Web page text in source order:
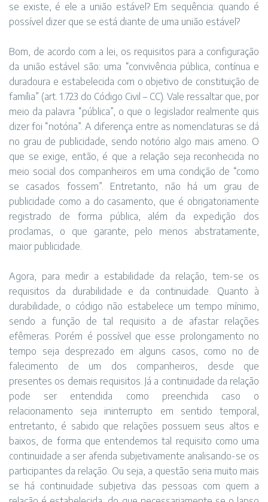
se existe, é ele a união estável? Em sequência: quando é
possível dizer que se está diante de uma união estável?
Bom, de acordo com a lei, os requisitos para a configuração
da união estável são: uma “convivência pública, contínua e
duradoura e estabelecida com o objetivo de constituição de
família” (art. 1.723 do Código Civil – CC). Vale ressaltar que, por
meio da palavra “pública”, o que o legislador realmente quis
dizer foi “notória”. A diferença entre as nomenclaturas se dá
no grau de publicidade, sendo notório algo mais ameno. O
que se exige, então, é que a relação seja reconhecida no
meio social dos companheiros em uma condição de “como
se casados fossem”. Entretanto, não há um grau de
publicidade como a do casamento, que é obrigatoriamente
registrado de forma pública, além da expedição dos
proclamas, o que garante, pelo menos abstratamente,
maior publicidade.
Agora, para medir a estabilidade da relação, tem-se os
requisitos da durabilidade e da continuidade. Quanto à
durabilidade, o código não estabelece um tempo mínimo,
sendo a função de tal requisito a de afastar relações
efêmeras. Porém é possível que esse prolongamento no
tempo seja desprezado em alguns casos, como no de
falecimento de um dos companheiros, desde que
presentes os demais requisitos. Já a continuidade da relação
pode ser entendida como preenchida caso o
relacionamento seja ininterrupto em sentido temporal,
entretanto, é sabido que relações possuem seus altos e
baixos, de forma que entendemos tal requisito como uma
continuidade a ser aferida subjetivamente analisando-se os
participantes da relação. Ou seja, a questão seria muito mais
se há continuidade subjetiva das pessoas com quem a